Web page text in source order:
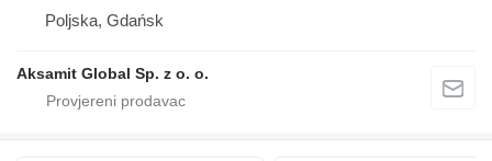
Poljska, Gdańsk
Aksamit Global Sp. z o. o.